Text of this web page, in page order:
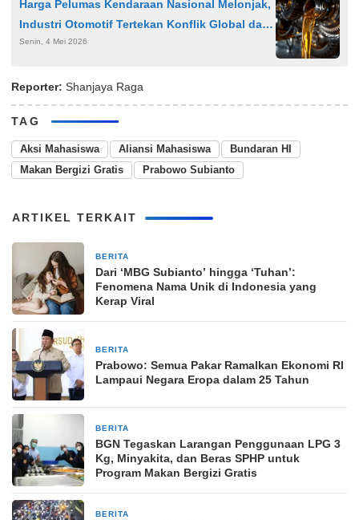
Harga Pelumas Kendaraan Nasional Melonjak,
Industri Otomotif Tertekan Konflik Global dan
Pelemahan Rupiah
Senin, 4 Mei 2026
Reporter: Shanjaya Raga
TAG
Aksi Mahasiswa Aliansi Mahasiswa
Bundaran HI
Makan Bergizi Gratis
Prabowo Subianto
ARTIKEL TERKAIT
BERITA
Dari ‘MBG Subianto’ hingga ‘Tuhan’:
Fenomena Nama Unik di Indonesia yang
Kerap Viral
BERITA
Prabowo: Semua Pakar Ramalkan Ekonomi RI
Lampaui Negara Eropa dalam 25 Tahun
BERITA
BGN Tegaskan Larangan Penggunaan LPG 3
Kg, Minyakita, dan Beras SPHP untuk
Program Makan Bergizi Gratis
BERITA